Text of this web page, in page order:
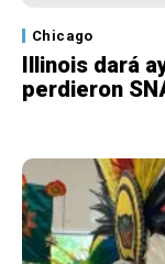
Chicago
Illinois dará
perdieron